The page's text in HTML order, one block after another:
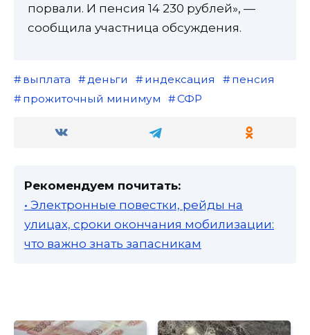
порвали. И пенсия 14 230 рублей», —
сообщила участница обсуждения.
выплата деньги индексация
пенсия
прожиточный минимум
СФР
Рекомендуем почитать:
• Электронные повестки, рейды на
улицах, сроки окончания мобилизации:
что важно знать запасникам